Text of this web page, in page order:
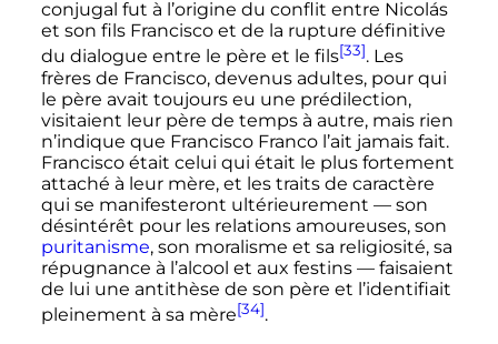
conjugal fut à l’origine du conflit entre Nicolás
et son fils Francisco et de la rupture définitive
du dialogue entre le père et le fils[33]. Les
frères de Francisco, devenus adultes, pour qui
le père avait toujours eu une prédilection,
visitaient leur père de temps à autre, mais rien
n’indique que Francisco Franco l’ait jamais fait.
Francisco était celui qui était le plus fortement
attaché à leur mère, et les traits de caractère
qui se manifesteront ultérieurement — son
désintérêt pour les relations amoureuses, son
puritanisme, son moralisme et sa religiosité, sa
répugnance à l’alcool et aux festins — faisaient
de lui une antithèse de son père et l’identifiait
pleinement à sa mère[34].